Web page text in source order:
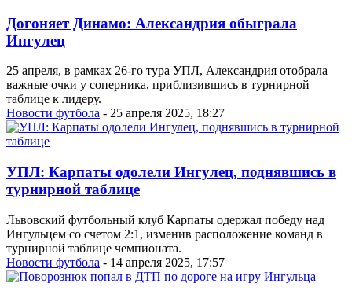
Догоняет Динамо: Александрия обыграла
Ингулец
25 апреля, в рамках 26-го тура УПЛ, Александрия отобрала
важные очки у соперника, приблизившись в турнирной
таблице к лидеру.
Новости футбола - 25 апреля 2025, 18:27
УПЛ: Карпаты одолели Ингулец, поднявшись в
турнирной таблице
Львовский футбольный клуб Карпаты одержал победу над
Ингульцем со счетом 2:1, изменив расположение команд в
турнирной таблице чемпионата.
Новости футбола - 14 апреля 2025, 17:57